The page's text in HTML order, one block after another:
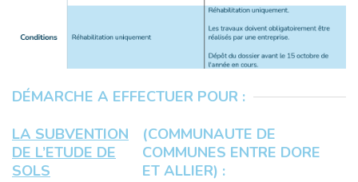
DÉMARCHE A EFFECTUER POUR :
LA SUBVENTION
DE L’ETUDE DE
SOLS
(COMMUNAUTE DE
COMMUNES ENTRE DORE
ET ALLIER) :